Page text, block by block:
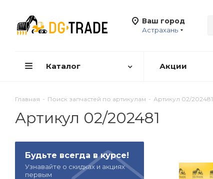
Ваш город
Астрахань
Каталог Акции
Главная - Поиск запчастей по артикулам - Артикул 02/202481
Артикул 02/202481
Будьте всегда в курсе!
Узнавайте о скидках и акциях
первым